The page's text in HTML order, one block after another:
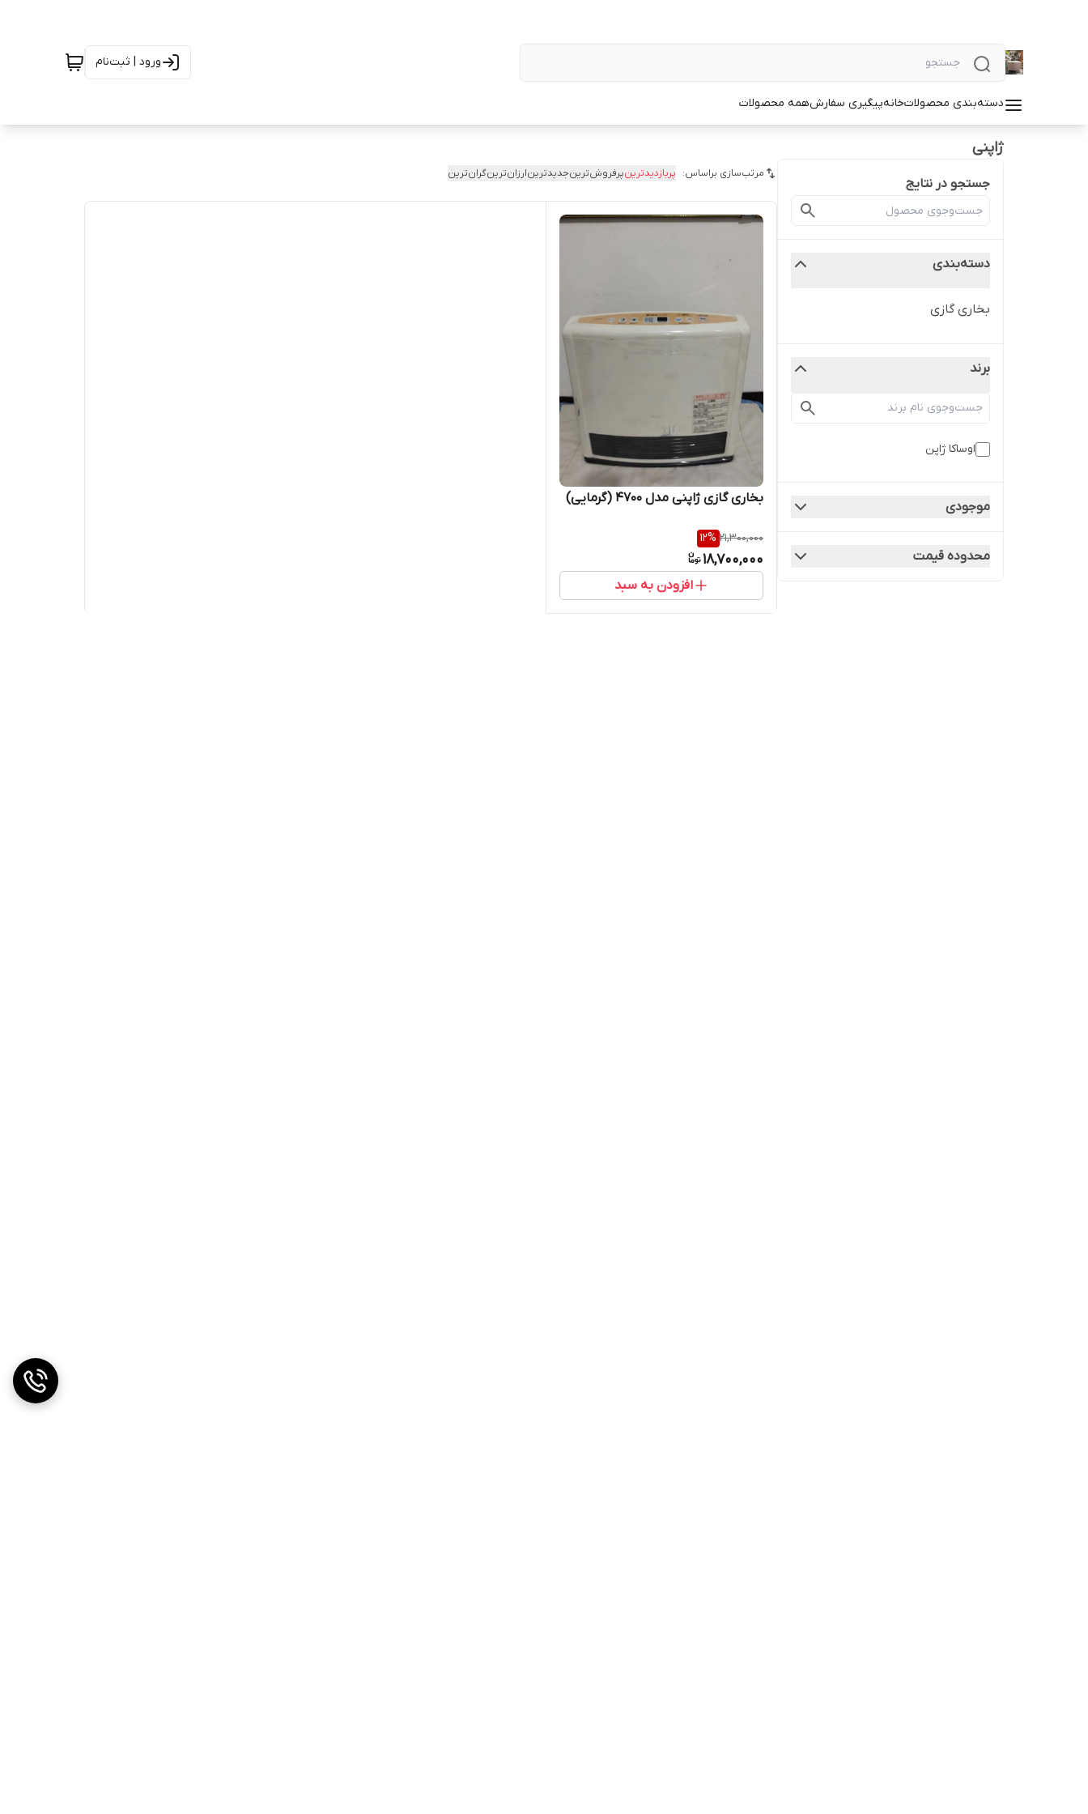
ورود | ثبت‌نام
دسته‌بندی محصولاتخانهپیگیری سفارشهمه محصولات
ژاپنی
جستجو در نتایج
دسته‌بندی
بخاری گازی
برند
اوساکا ژاپن
موجودی
محدوده قیمت
مرتب‌سازی براساس: پربازدیدترینپرفروش‌ترینجدیدترینارزان‌ترینگران‌ترین
بخاری گازی ژاپنی مدل ۴۷۰۰ (گرمایی)
21,300,000
12%
18,700,000
افزودن به سبد